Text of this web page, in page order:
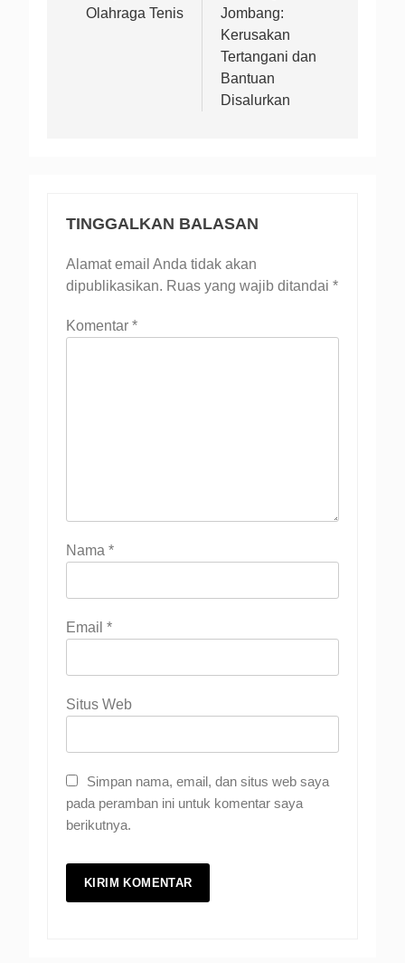
Olahraga Tenis
Jombang:
Kerusakan
Tertangani dan
Bantuan
Disalurkan
TINGGALKAN BALASAN
Alamat email Anda tidak akan
dipublikasikan. Ruas yang wajib ditandai *
Komentar *
Nama *
Email *
Situs Web
Simpan nama, email, dan situs web saya
pada peramban ini untuk komentar saya
berikutnya.